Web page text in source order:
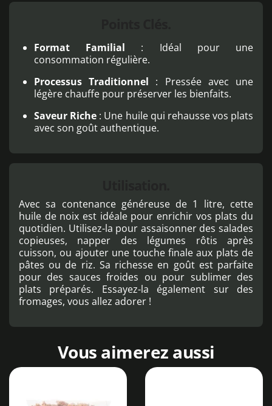
Format Familial : Idéal pour une
consommation régulière.
Processus Traditionnel : Pressée avec une
légère chauffe pour préserver les bienfaits.
Saveur Riche : Une huile qui rehausse vos plats
avec son goût authentique.
Avec sa contenance généreuse de 1 litre, cette
huile de noix est idéale pour enrichir vos plats du
quotidien. Utilisez-la pour assaisonner des salades
copieuses, napper des légumes rôtis après
cuisson, ou ajouter une touche finale aux plats de
pâtes ou de riz. Sa richesse en goût est parfaite
pour des sauces froides ou pour sublimer des
plats préparés. Essayez-la également sur des
fromages, vous allez adorer !
Vous aimerez aussi